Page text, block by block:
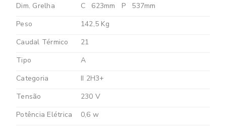
Dim. Grelha
C 623mm P
537mm
Peso
142,5 Kg
Caudal Térmico
21
Tipo
A
Categoria
II 2H3+
Tensão
230 V
Potência Elétrica
0,6 w